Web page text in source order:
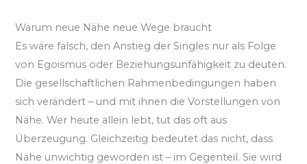
Warum neue Nähe neue Wege braucht
Es wäre falsch, den Anstieg der Singles nur als Folge
von Egoismus oder Beziehungsunfähigkeit zu deuten.
Die gesellschaftlichen Rahmenbedingungen haben
sich verändert – und mit ihnen die Vorstellungen von
Nähe. Wer heute allein lebt, tut das oft aus
Überzeugung. Gleichzeitig bedeutet das nicht, dass
Nähe unwichtig geworden ist – im Gegenteil. Sie wird